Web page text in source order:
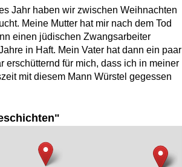
Jahr haben wir zwischen Weihnachten
Meine Mutter hat mir nach dem Tod
einen jüdischen Zwangsarbeiter
in Haft. Mein Vater hat dann ein paar
erschütternd für mich, dass ich in meiner
mit diesem Mann Würstel gegessen